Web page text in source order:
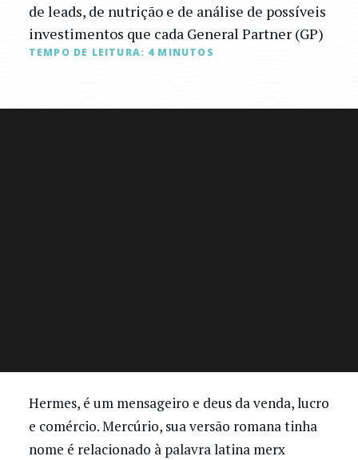
de leads, de nutrição e de análise de possíveis
investimentos que cada General Partner (GP)
TEMPO DE LEITURA: 4 MINUTOS
Hermes, é um mensageiro e deus da venda, lucro
e comércio. Mercúrio, sua versão romana tinha
nome é relacionado à palavra latina merx